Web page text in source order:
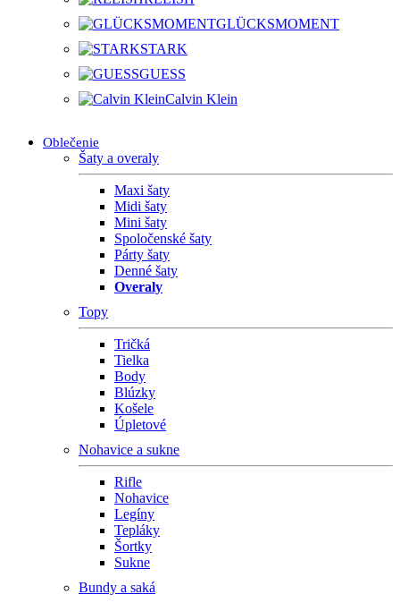
GLÜCKSMOMENT
STARK
GUESS
Calvin Klein
Oblečenie
Šaty a overaly
Maxi šaty
Midi šaty
Mini šaty
Spoločenské šaty
Párty šaty
Denné šaty
Overaly
Topy
Tričká
Tielka
Body
Blúzky
Košele
Úpletové
Nohavice a sukne
Rifle
Nohavice
Legíny
Tepláky
Šortky
Sukne
Bundy a saká